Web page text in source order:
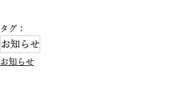
タグ：
お知らせ
お知らせ